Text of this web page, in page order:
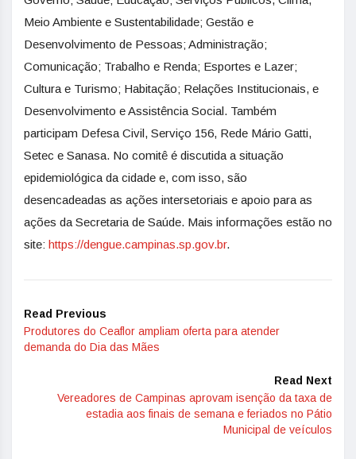
Meio Ambiente e Sustentabilidade; Gestão e
Desenvolvimento de Pessoas; Administração;
Comunicação; Trabalho e Renda; Esportes e Lazer;
Cultura e Turismo; Habitação; Relações Institucionais, e
Desenvolvimento e Assistência Social. Também
participam Defesa Civil, Serviço 156, Rede Mário Gatti,
Setec e Sanasa. No comitê é discutida a situação
epidemiológica da cidade e, com isso, são
desencadeadas as ações intersetoriais e apoio para as
ações da Secretaria de Saúde. Mais informações estão no
site: https://dengue.campinas.sp.gov.br.
Read Previous
Produtores do Ceaflor ampliam oferta para atender
demanda do Dia das Mães
Read Next
Vereadores de Campinas aprovam isenção da taxa de
estadia aos finais de semana e feriados no Pátio
Municipal de veículos